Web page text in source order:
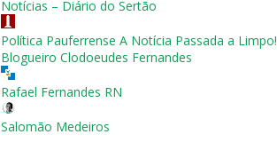
Notícias – Diário do Sertão
Política Pauferrense A Notícia Passada a Limpo!
Blogueiro Clodoeudes Fernandes
Rafael Fernandes RN
Salomão Medeiros